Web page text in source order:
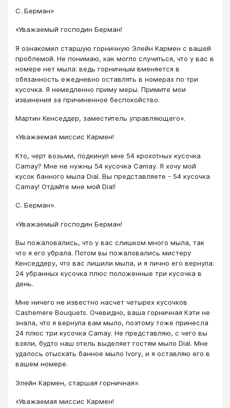
С. Берман»
«Уважаемый господин Берман!
Я ознакомил старшую горничную Элейн Кармен с вашей
проблемой. Не понимаю, как могло случиться, что у вас в
номере нет мыла: ведь горничным вменяется в
обязанность ежедневно оставлять в номерах по три
кусочка. Я немедленно приму меры. Примите мои
извинения за причиненное беспокойство.
Мартин Кенседдер, заместитель управляющего».
«Уважаемая миссис Кармен!
Кто, черт возьми, подкинул мне 54 крохотных кусочка
Camay? Мне не нужны 54 кусочка Camay. Я хочу мой
кусок банного мыла Dial. Вы представляете - 54 кусочка
Camay! Отдайте мне мой Dial!
С. Берман».
«Уважаемый господин Берман!
Вы пожаловались, что у вас слишком много мыла, так
что я его убрала. Потом вы пожаловались мистеру
Кенседдеру, что вас лишили мыла, и я лично его вернула:
24 убранных кусочка плюс положенные три кусочка в
день.
Мне ничего не известно насчет четырех кусочков
Cashemere Bouquets. Очевидно, ваша горничная Кэти не
знала, что я вернула вам мыло, поэтому тоже принесла
24 плюс три кусочка Camay. He представляю, с чего вы
взяли, будто наш отель выделяет гостям мыло Dial. Мне
удалось отыскать банное мыло Ivory, и я оставляю его в
вашем номере.
Элейн Кармен, старшая горничная».
«Уважаемая миссис Кармен!